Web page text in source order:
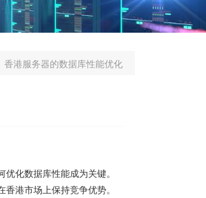
香港服务器的数据库性能优化
化数据库性能成为关键。
港市场上保持竞争优势。